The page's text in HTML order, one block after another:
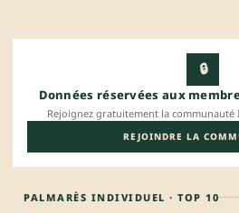
🔒
Données réservées aux
Rejoignez gratuitement la communauté
REJOINDRE LA
PALMARÈS INDIVIDUEL · TOP 10